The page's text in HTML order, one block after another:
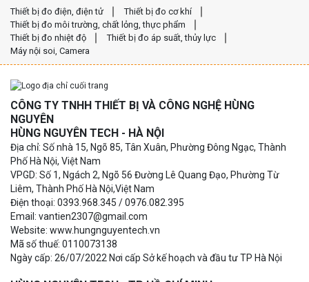
Thiết bị đo điện, điện tử
Thiết bị đo cơ khí
Thiết bị đo môi trường, chất lỏng, thực phẩm
Thiết bị đo nhiệt độ
Thiết bị đo áp suất, thủy lực
Máy nội soi, Camera
CÔNG TY TNHH THIẾT BỊ VÀ CÔNG NGHỆ HÙNG
NGUYÊN
HÙNG NGUYÊN TECH - HÀ NỘI
Địa chỉ: Số nhà 15, Ngõ 85, Tân Xuân, Phường Đông Ngạc, Thành
Phố Hà Nội, Việt Nam
VPGD: Số 1, Ngách 2, Ngõ 56 Đường Lê Quang Đạo, Phường Từ
Liêm, Thành Phố Hà Nội,Việt Nam
Điện thoại: 0393.968.345 / 0976.082.395
Email: vantien2307@gmail.com
Website: www.hungnguyentech.vn
Mã số thuế: 0110073138
Ngày cấp: 26/07/2022 Nơi cấp Sở kế hoạch và đầu tư TP Hà Nội